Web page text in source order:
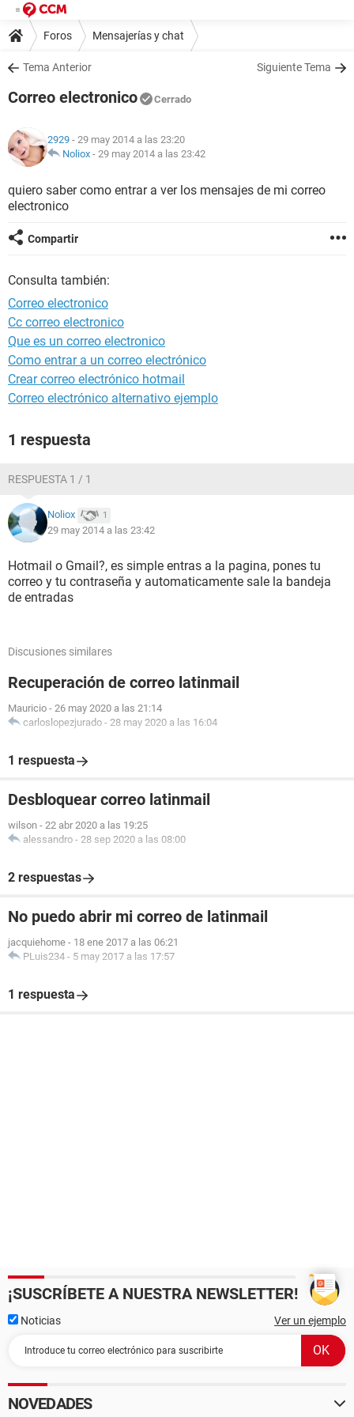
Foros Mensajerías y chat
Tema Anterior Siguiente Tema
Correo electronico Cerrado
2929 - 29 may 2014 a las 23:20
Noliox - 29 may 2014 a las 23:42
quiero saber como entrar a ver los mensajes de mi correo
electronico
Compartir
Consulta también:
Correo electronico
Cc correo electronico
Que es un correo electronico
Como entrar a un correo electrónico
Crear correo electrónico hotmail
Correo electrónico alternativo ejemplo
1 respuesta
RESPUESTA 1 / 1
Noliox 1
29 may 2014 a las 23:42
Hotmail o Gmail?, es simple entras a la pagina, pones tu
correo y tu contraseña y automaticamente sale la bandeja
de entradas
Discusiones similares
Recuperación de correo latinmail
Mauricio - 26 may 2020 a las 21:14
carloslopezjurado - 28 may 2020 a las 16:04
1 respuesta
Desbloquear correo latinmail
wilson - 22 abr 2020 a las 19:25
alessandro - 28 sep 2020 a las 08:00
2 respuestas
No puedo abrir mi correo de latinmail
jacquiehome - 18 ene 2017 a las 06:21
PLuis234 - 5 may 2017 a las 17:57
1 respuesta
¡SUSCRÍBETE A NUESTRA NEWSLETTER!
Noticias Ver un ejemplo
NOVEDADES